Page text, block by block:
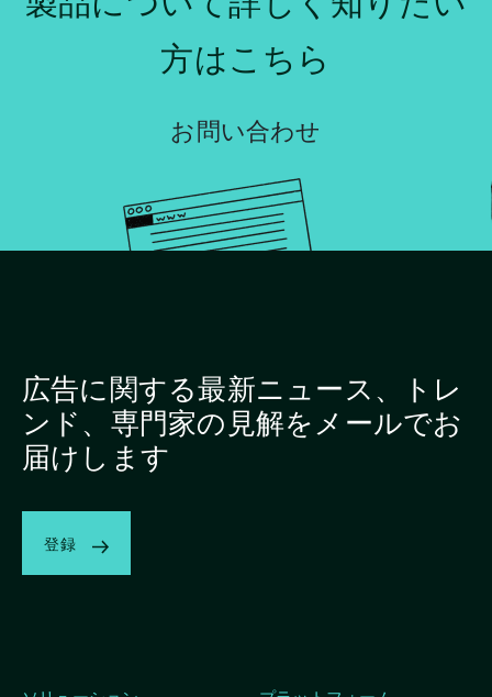
方はこちら
お問い合わせ
広告に関する最新ニュース、トレ
ンド、専門家の見解をメールでお
届けします
登録